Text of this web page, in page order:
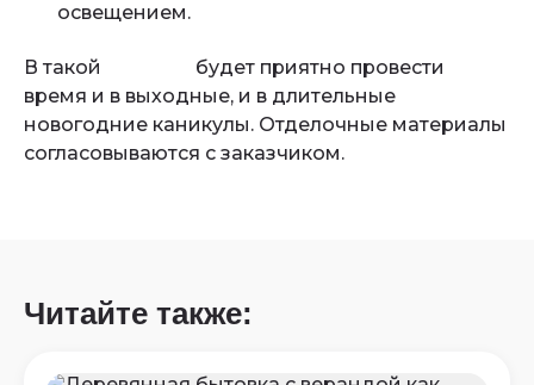
освещением.
В такой
будет приятно провести
время и в выходные, и в длительные
новогодние каникулы. Отделочные материалы
согласовываются с заказчиком.
Читайте также: